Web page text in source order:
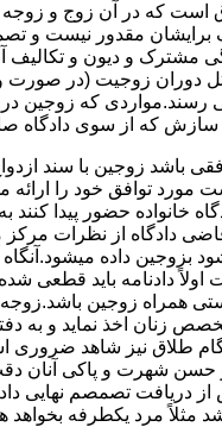
است که در آن زوج و زوجه
مقدور نیست و
مشترک و دیون و تکالیف
دوران زوجیت (در صورت
رسند.مواردی که زوجین در
سازش که از سوی دادگاه
باشد زوجین با سند
مورد توافق خود را ارائه
خانواده حضور پیدا
دادگاه از نظرات
بزوجین داده
دادنامه باید قطعی
همراه زوجین
زنان اخذ نماید و به
طلاق نیز شاهد
شهرت و پاکی آنان دقت
دریافت تصمصم نهایی
مثلاً مرد یکطرفه